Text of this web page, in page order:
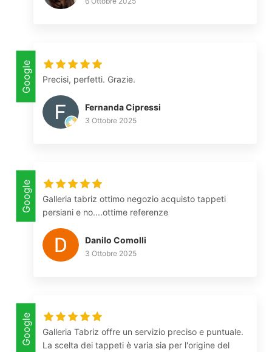
Google Precisi, perfetti. Grazie.
Fernanda Cipressi
3 Ottobre 2025
Google
Galleria tabriz ottimo negozio acquisto tappeti
persiani e no....ottime referenze
Danilo Comolli
3 Ottobre 2025
Google
Galleria Tabriz offre un servizio preciso e puntuale.
La scelta dei tappeti è varia sia per l'origine del